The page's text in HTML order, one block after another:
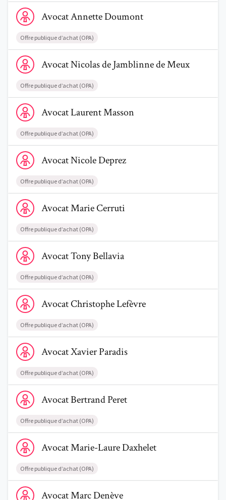
Voir le profil de AvocatAnnette Doumont
AvocatAnnetteDoumont
Offre publique d’achat (OPA)
Voir le profil de AvocatNicolas de Jamblinne de Meux
AvocatNicolasde Jamblinne de Meux
Offre publique d’achat (OPA)
Voir le profil de AvocatLaurent Masson
AvocatLaurentMasson
Offre publique d’achat (OPA)
Voir le profil de AvocatNicole Deprez
AvocatNicoleDeprez
Offre publique d’achat (OPA)
Voir le profil de AvocatMarie Cerruti
AvocatMarieCerruti
Offre publique d’achat (OPA)
Voir le profil de AvocatTony Bellavia
AvocatTonyBellavia
Offre publique d’achat (OPA)
Voir le profil de AvocatChristophe Lefèvre
AvocatChristopheLefèvre
Offre publique d’achat (OPA)
Voir le profil de AvocatXavier Paradis
AvocatXavierParadis
Offre publique d’achat (OPA)
Voir le profil de AvocatBertrand Peret
AvocatBertrandPeret
Offre publique d’achat (OPA)
Voir le profil de AvocatMarie-Laure Daxhelet
AvocatMarie-LaureDaxhelet
Offre publique d’achat (OPA)
Voir le profil de AvocatMarc Denève
AvocatMarcDenève